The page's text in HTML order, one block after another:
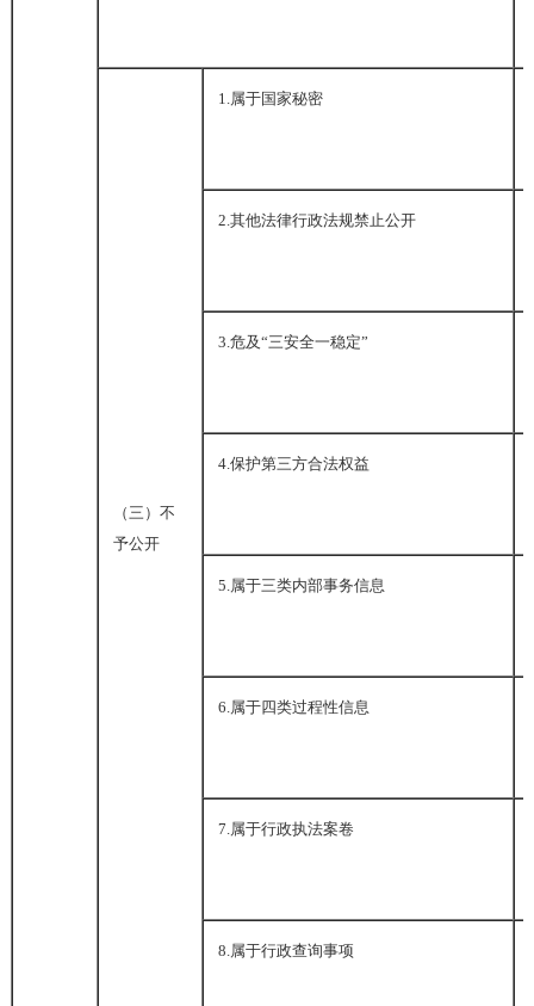
（三）不
予公开
1.属于国家秘密
2.其他法律行政法规禁止公开
3.危及“三安全一稳定”
4.保护第三方合法权益
5.属于三类内部事务信息
6.属于四类过程性信息
7.属于行政执法案卷
8.属于行政查询事项